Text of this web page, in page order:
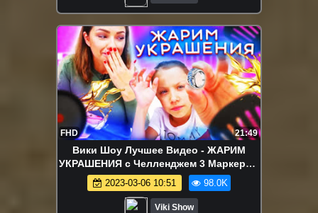
FHD 21:49
Вики Шоу Лучшее Видео - ЖАРИМ
УКРАШЕНИЯ с Челленджем 3 Маркера 3
Marker Challenge / Вики Шоу
2023-03-06 10:51 98.0K
Viki Show